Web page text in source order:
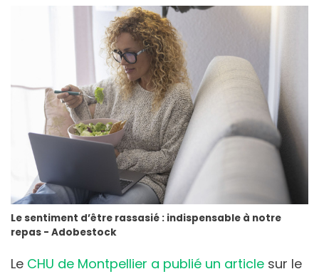
Le sentiment d’être rassasié : indispensable à notre
repas - Adobestock
Le CHU de Montpellier a publié un article sur le